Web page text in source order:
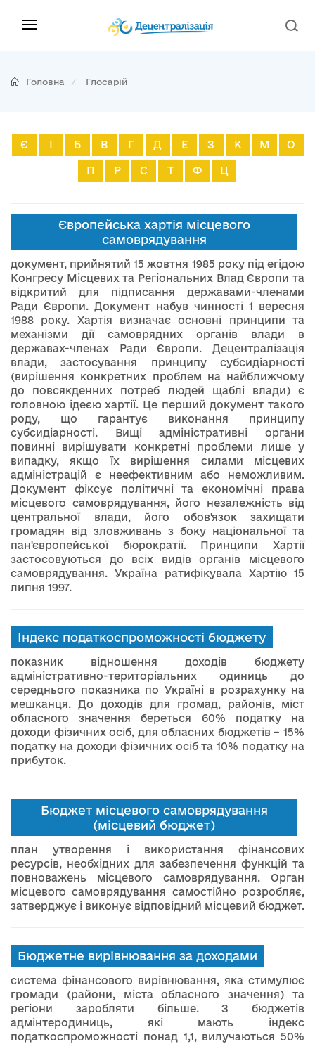
Головна Глосарій
Є І Б В Г Д Е З К М О
П Р С Т Ф Ц
Європейська хартія місцевого
самоврядування
документ, прийнятий 15 жовтня 1985 року під егідою
Конгресу Місцевих та Регіональних Влад Європи та
відкритий для підписання державами-членами
Ради Європи. Документ набув чинності 1 вересня
1988 року. Хартія визначає основні принципи та
механізми дії самоврядних органів влади в
державах-членах Ради Європи. Децентралізація
влади, застосування принципу субсидіарності
(вирішення конкретних проблем на найближчому
до повсякденних потреб людей щаблі влади) є
головною ідеєю хартії. Це перший документ такого
роду, що гарантує виконання принципу
субсидіарності. Вищі адміністративні органи
повинні вирішувати конкретні проблеми лише у
випадку, якщо їх вирішення силами місцевих
адміністрацій є неефективним або неможливим.
Документ фіксує політичні та економічні права
місцевого самоврядування, його незалежність від
центральної влади, його обов'язок захищати
громадян від зловживань з боку національної та
пан'європейської бюрократії. Принципи Хартії
застосовуються до всіх видів органів місцевого
самоврядування. Україна ратифікувала Хартію 15
липня 1997.
Індекс податкоспроможності бюджету
показник відношення доходів бюджету
адміністративно-територіальних одиниць до
середнього показника по Україні в розрахунку на
мешканця. До доходів для громад, районів, міст
обласного значення береться 60% податку на
доходи фізичних осіб, для обласних бюджетів – 15%
податку на доходи фізичних осіб та 10% податку на
прибуток.
Бюджет місцевого самоврядування
(місцевий бюджет)
план утворення і використання фінансових
ресурсів, необхідних для забезпечення функцій та
повноважень місцевого самоврядування. Орган
місцевого самоврядування самостійно розробляє,
затверджує і виконує відповідний місцевий бюджет.
Бюджетне вирівнювання за доходами
система фінансового вирівнювання, яка стимулює
громади (райони, міста обласного значення) та
регіони заробляти більше. З бюджетів
адмінтеродиниць, які мають індекс
податкоспроможності понад 1,1, вилучаються 50%